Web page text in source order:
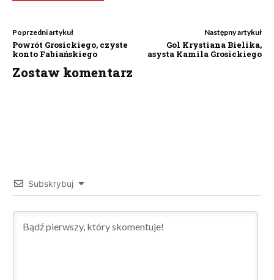
Poprzedni artykuł
Powrót Grosickiego, czyste
konto Fabiańskiego
Następny artykuł
Gol Krystiana Bielika,
asysta Kamila Grosickiego
Zostaw komentarz
Subskrybuj